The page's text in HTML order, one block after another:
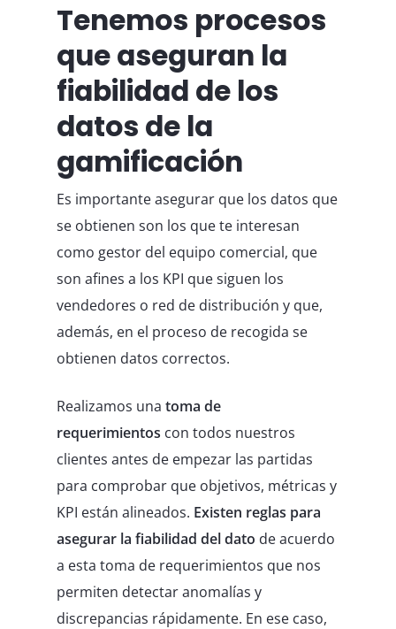
Tenemos procesos
que aseguran la
fiabilidad de los
datos de la
gamificación
Es importante asegurar que los datos que
se obtienen son los que te interesan
como gestor del equipo comercial, que
son afines a los KPI que siguen los
vendedores o red de distribución y que,
además, en el proceso de recogida se
obtienen datos correctos.
Realizamos unatoma de
requerimientos con todos nuestros
clientes antes de empezar las partidas
para comprobar que objetivos, métricas y
KPI están alineados. Existen reglas para
asegurar la fiabilidad del dato de acuerdo
a esta toma de requerimientos que nos
permiten detectar anomalías y
discrepancias rápidamente. En ese caso,